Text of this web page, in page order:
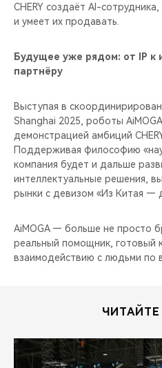
CHERY создаёт AI-
и умеет их продавать.
Будущее уже рядом: от IP к
партнёру
Выступая в
Shanghai 2025, роботы
демонстрацией амбиций
Поддерживая философию
компания будет и дальше
интеллектуальные решения,
рынки с девизом «Из Китая —
AiMOGA — больше не просто
реальный помощник, готовый
взаимодействию с людьми по